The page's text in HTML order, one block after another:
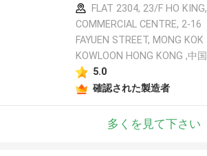
FLAT 2304, 23/F HO KING,
COMMERCIAL CENTRE, 2-16
FAYUEN STREET, MONG KOK
KOWLOON HONG KONG ,中国
5.0
確認された製造者
多くを見て下さい